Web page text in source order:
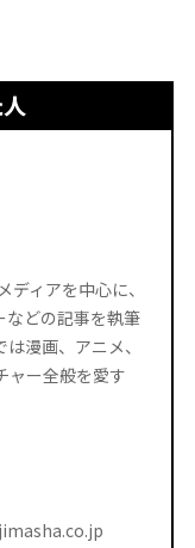
ィアを中心に、
などの記事を執筆
漫画、アニメ、
ャー全般を愛す